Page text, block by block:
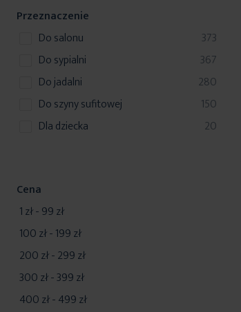
y
k
y
u
k
d
u
k
t
y
Przeznaczenie
do salonu
373
produkty
do sypialni
367
produkty
do jadalni
280
produkty
do szyny sufitowej
150
produkty
dla dziecka
20
produkty
Cena
1 zł-99 zł
100 zł-199 zł
200 zł-299 zł
300 zł-399 zł
400 zł-499 zł